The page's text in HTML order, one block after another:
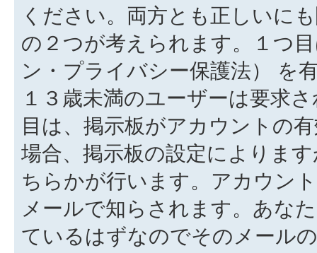
ください。両方とも正しいに
の２つが考えられます。１つ
ン・プライバシー保護法） を
１３歳未満のユーザーは要求
目は、掲示板がアカウントの
場合、掲示板の設定によりま
ちらかが行います。アカウン
メールで知らされます。あな
ているはずなのでそのメール